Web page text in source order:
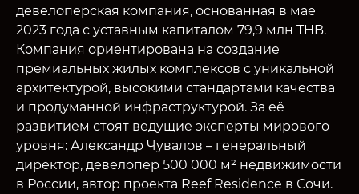
девелоперская компания, основанная в мае
2023 года с уставным капиталом 79,9 млн THB.
Компания ориентирована на создание
премиальных жилых комплексов с уникальной
архитектурой, высокими стандартами качества
и продуманной инфраструктурой. За её
развитием стоят ведущие эксперты мирового
уровня: Александр Чувалов – генеральный
директор, девелопер 500 000 м² недвижимости
в России, автор проекта Reef Residence в Сочи.